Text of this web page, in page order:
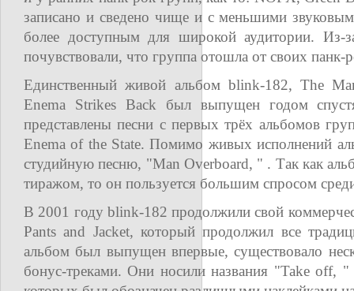
записано и сведено чище и с меньшими
более доступным для широкой аудитории. Из-
почувствовали, что группа отошла от своих панк-
Единственный живой альбом blink-182, The
Enema Strikes Back был выпущен годом
представлены песни с первых трёх альбомов
Enema of the State. Помимо живых исполнений
студийную песню, "Man Overboard, " . Так как
тиражом, то он пользуется большим спросом
В 2001 году blink-182 продолжили свой
Pants and Jacket, который продолжил все
альбом был выпущен впервые, существовало
бонус-треками. Они носили названия "Take off,